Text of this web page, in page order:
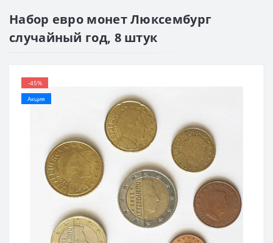
Набор евро монет Люксембург
случайный год, 8 штук
-45%
Акция